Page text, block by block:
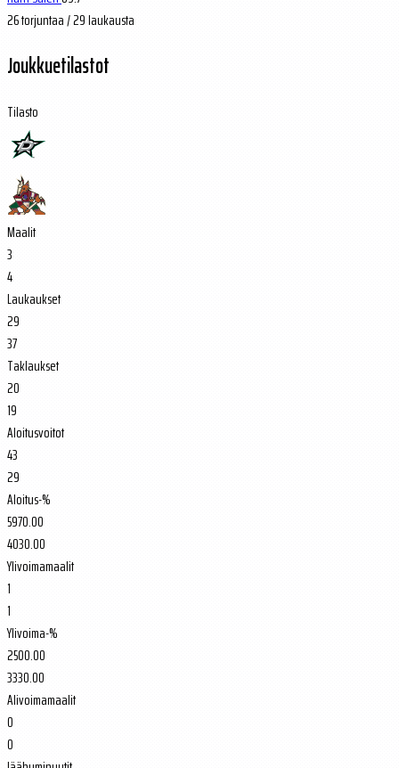
26torjuntaa / 29 laukausta
Joukkuetilastot
Tilasto
Maalit
3
4
Laukaukset
29
37
Taklaukset
20
19
Aloitusvoitot
43
29
Aloitus-%
5970.00
4030.00
Ylivoimamaalit
1
1
Ylivoima-%
2500.00
3330.00
Alivoimamaalit
0
0